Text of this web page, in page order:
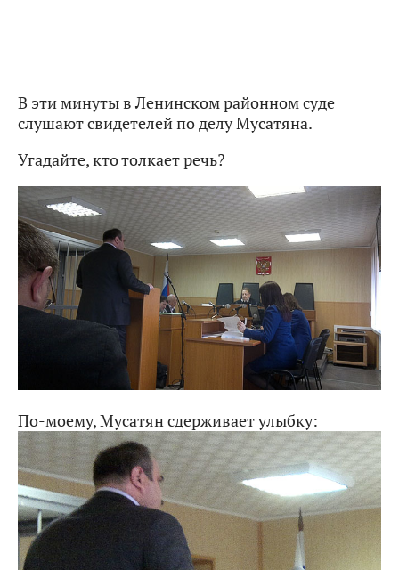
В эти минуты в Ленинском районном суде
слушают свидетелей по делу Мусатяна.
Угадайте, кто толкает речь?
По-моему, Мусатян сдерживает улыбку: